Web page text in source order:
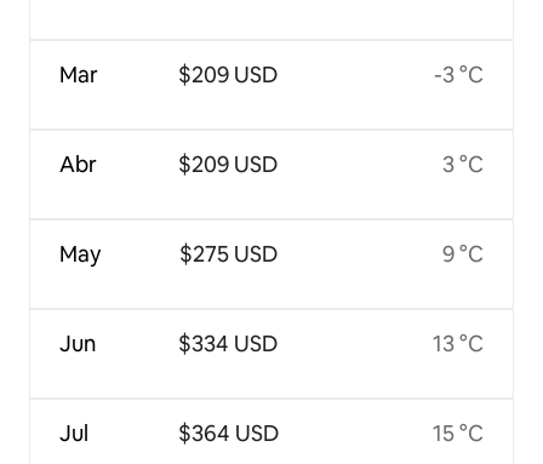
Mar
Abr
May
Jun
Jul
$209 USD
$209 USD
$275 USD
$334 USD
$364 USD
-3 °C
3 °C
9 °C
13 °C
15 °C